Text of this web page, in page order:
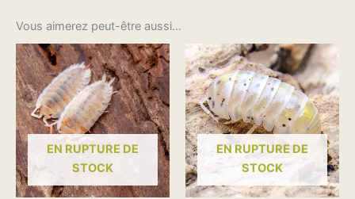
Vous aimerez peut-être aussi…
EN RUPTURE DE
STOCK
Plage
de
prix :
$24.98
à
$39.98
Ce
produit
a
plusieurs
variations.
Les
options
peuvent
EN RUPTURE DE
STOCK